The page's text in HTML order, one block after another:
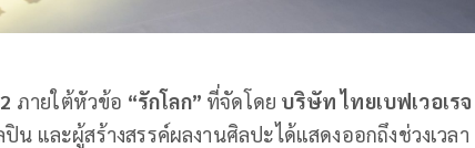
ภายใต้หัวข้อ “รักโลก” ที่จัดโดย บริษัท ไทยเบฟเวอเรจ
น และผู้สร้างสรรค์ผลงานศิลปะได้แสดงออกถึงช่วงเวลา